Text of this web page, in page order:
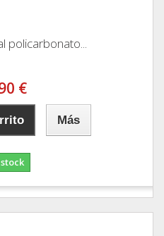
policarbonato...
€
Más
stock